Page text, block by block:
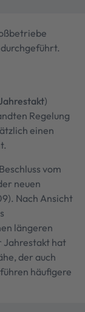
)
Regelung
einen
vom
neuen
Nach Ansicht
längeren
Jahrestakt hat
der auch
häufigere